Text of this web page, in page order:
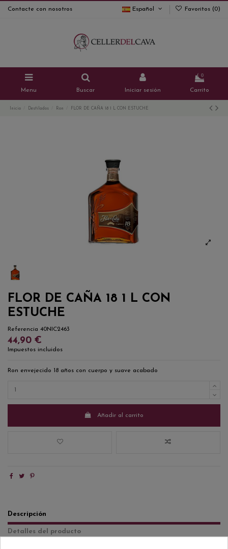
Contacte con nosotros Español Favoritos (0)
Menu Buscar Iniciar sesión
0
Carrito
Inicio Destilados Ron FLOR DE CAÑA 18 1 L CON ESTUCHE
FLOR DE CAÑA 18 1 L CON
ESTUCHE
Referencia 40NIC2463
44,90 €
Impuestos incluidos
Ron envejecido 18 años con cuerpo y suave acabado
Añadir al carrito
Descripción
Detalles del producto